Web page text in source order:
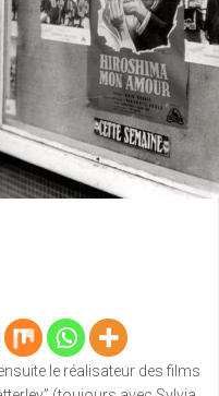
le réalisateur des films